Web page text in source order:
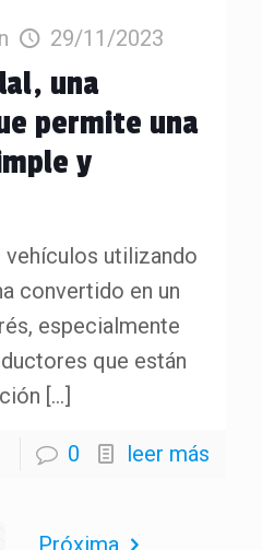
29/11/2023
una
permite una
y
vehículos utilizando
convertido en un
especialmente
que están
[…]
0 leer más
Próxima